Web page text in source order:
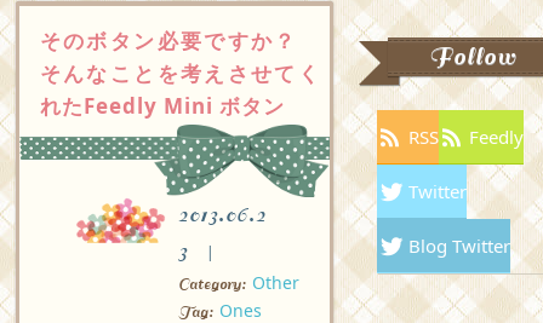
そのボタン必要ですか？
そんなことを考えさせてく
れたFeedly Mini ボタン
2013.06.2
3
Category: Other
Tag: Ones
Follow
RSS Feedly
Twitter
Blog Twitter